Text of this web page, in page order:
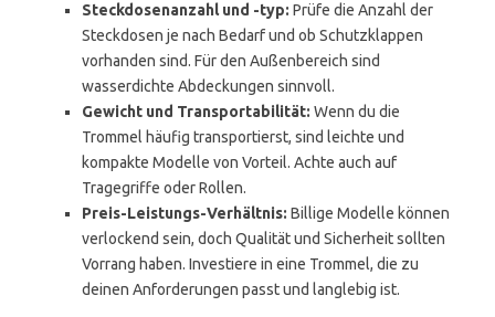
Steckdosenanzahl und -typ: Prüfe die Anzahl der
Steckdosen je nach Bedarf und ob Schutzklappen
vorhanden sind. Für den Außenbereich sind
wasserdichte Abdeckungen sinnvoll.
Gewicht und Transportabilität: Wenn du die
Trommel häufig transportierst, sind leichte und
kompakte Modelle von Vorteil. Achte auch auf
Tragegriffe oder Rollen.
Preis-Leistungs-Verhältnis: Billige Modelle können
verlockend sein, doch Qualität und Sicherheit sollten
Vorrang haben. Investiere in eine Trommel, die zu
deinen Anforderungen passt und langlebig ist.